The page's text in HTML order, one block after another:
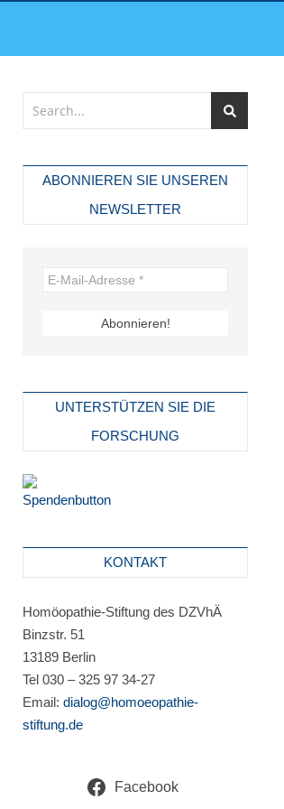
ABONNIEREN SIE UNSEREN
NEWSLETTER
UNTERSTÜTZEN SIE DIE
FORSCHUNG
KONTAKT
Homöopathie-Stiftung des DZVhÄ
Binzstr. 51
13189 Berlin
Tel 030 – 325 97 34-27
Email: dialog@homoeopathie-
stiftung.de
Facebook